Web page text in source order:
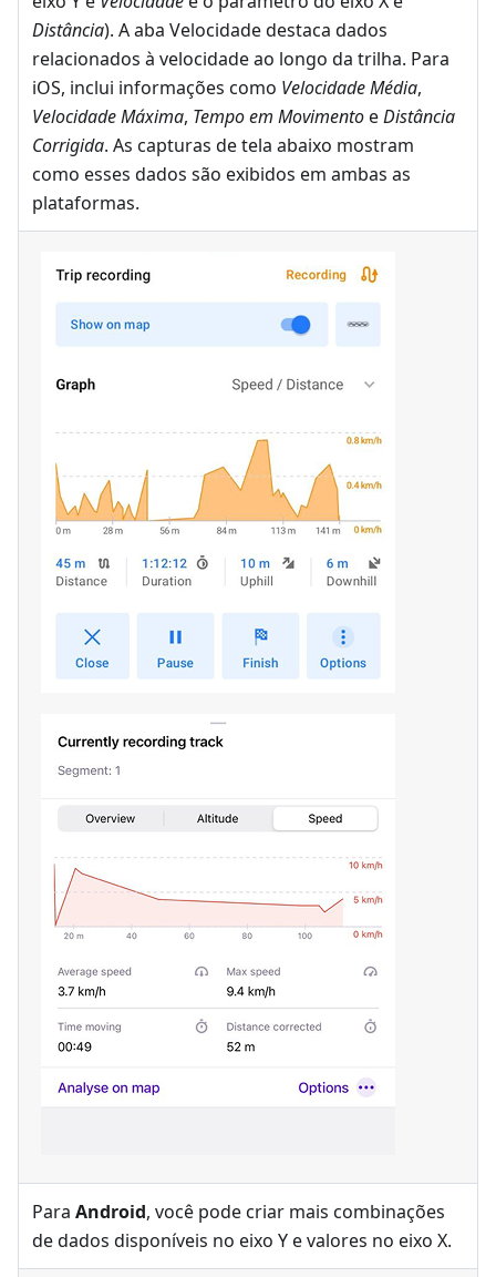
Distância). A aba Velocidade destaca dados
relacionados à velocidade ao longo da trilha. Para
iOS, inclui informações como Velocidade Média,
Velocidade Máxima, Tempo em MovimentoeDistância
Corrigida. As capturas de tela abaixo mostram
como esses dados são exibidos em ambas as
plataformas.
Para Android, você pode criar mais combinações
de dados disponíveis no eixo Y e valores no eixo X.